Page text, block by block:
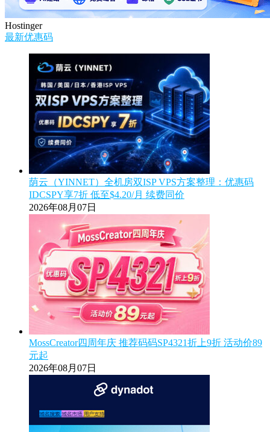
Hostinger
最新优惠码
荫云（YINNET）全机房双ISP VPS方案整理：优惠码
IDCSPY享7折 低至$4.20/月 续费同价
2026年08月07日
MossCreator四周年庆 推荐码码SP4321折上9折 活动价89
元起
2026年08月07日